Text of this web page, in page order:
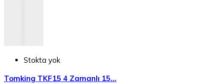
Stokta yok
Tomking TKF15 4 Zamanlı 15...